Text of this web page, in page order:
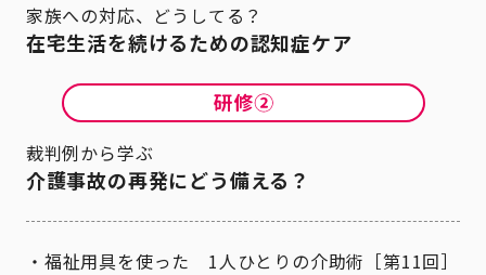
家族への対応、どうしてる？
在宅生活を続けるための認知症ケア
裁判例から学ぶ
介護事故の再発にどう備える？
福祉用具を使った 1人ひとりの介助術［第11回］